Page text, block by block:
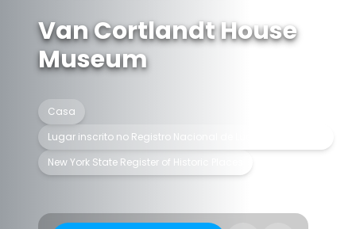
Van Cortlandt House
Museum
Casa
Lugar inscrito no Registro Nacional de Lugares Históricos
New York State Register of Historic Places